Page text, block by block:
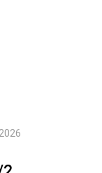
de tous les